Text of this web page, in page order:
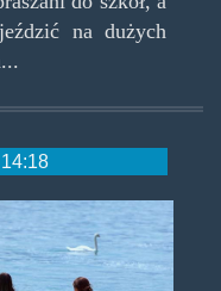
na dużych